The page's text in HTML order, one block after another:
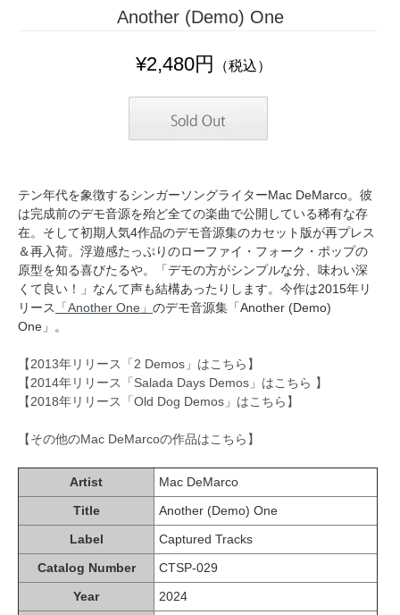
Another (Demo) One
¥2,480円 （税込）
テン年代を象徴するシンガーソングライターMac DeMarco。彼
は完成前のデモ音源を殆ど全ての楽曲で公開している稀有な存
在。そして初期人気4作品のデモ音源集のカセット版が再プレス
＆再入荷。浮遊感たっぷりのローファイ・フォーク・ポップの
原型を知る喜びたるや。「デモの方がシンプルな分、味わい深
くて良い！」なんて声も結構あったりします。今作は2015年リ
リース
「Another One」 のデモ音源集「Another (Demo)
One」。
【2013年リリース「2 Demos」はこちら】
【2014年リリース「Salada Days Demos」はこちら 】
【2018年リリース「Old Dog Demos」はこちら】
【その他のMac DeMarcoの作品はこちら】
Artist
Mac DeMarco
Title
Another (Demo) One
Label
Captured Tracks
Catalog Number
CTSP-029
Year
2024